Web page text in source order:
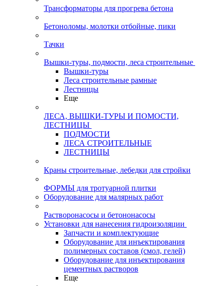
Трансформаторы для прогрева бетона
Бетоноломы, молотки отбойные, пики
Тачки
Вышки-туры, подмости, леса строительные
Вышки-туры
Леса строительные рамные
Лестницы
Еще
ЛЕСА, ВЫШКИ-ТУРЫ И ПОМОСТИ,
ЛЕСТНИЦЫ
ПОДМОСТИ
ЛЕСА СТРОИТЕЛЬНЫЕ
ЛЕСТНИЦЫ
Краны строительные, лебедки для стройки
ФОРМЫ для тротуарной плитки
Оборудование для малярных работ
Растворонасосы и бетононасосы
Установки для нанесения гидроизоляции
Запчасти и комплектующие
Оборудование для инъектирования
полимерных составов (смол, гелей)
Оборудование для инъектирования
цементных растворов
Еще